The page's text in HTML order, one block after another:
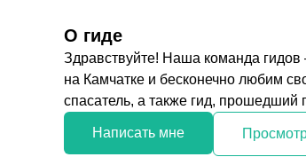
О гиде
Здравствуйте! Наша команда
на Камчатке и бесконечно любим
спасатель, а также гид, прошедший
Написать мне